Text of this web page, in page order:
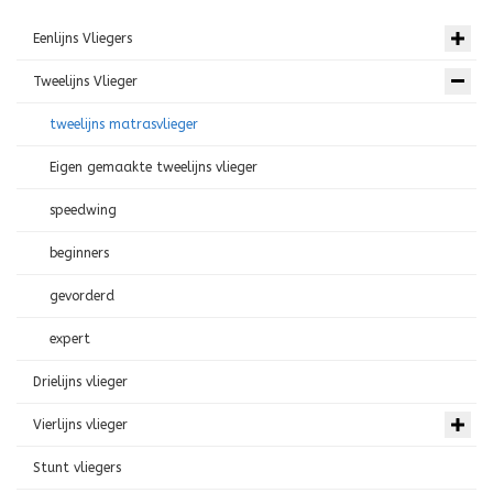
Eenlijns Vliegers
Tweelijns Vlieger
tweelijns matrasvlieger
Eigen gemaakte tweelijns vlieger
speedwing
beginners
gevorderd
expert
Drielijns vlieger
Vierlijns vlieger
Stunt vliegers